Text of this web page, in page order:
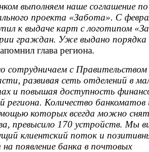
выполняем наше соглашение по
проекта «Забота». С
к выдаче карт с логотипом
граждан. Уже выдано порядка
глава региона.
сотрудничаем с Правительством
развивая сеть отделений в
и повышая доступность
региона. Количество банкоматов
которых всегда можно
превысило 170 устройств. Мы
клиентский поток и
на появление банка в почтовых